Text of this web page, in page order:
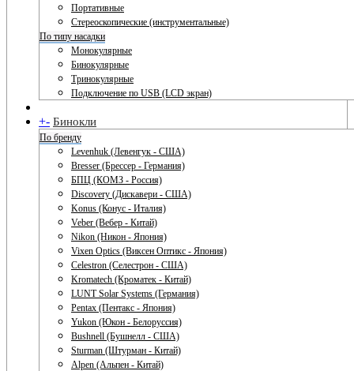
Портативные
Стереоскопические (инструментальные)
По типу насадки
Монокулярные
Бинокулярные
Тринокулярные
Подключение по USB (LCD экран)
+- Бинокли
По бренду
Levenhuk (Левенгук - США)
Bresser (Брессер - Германия)
БПЦ (КОМЗ - Россия)
Discovery (Дискавери - США)
Konus (Конус - Италия)
Veber (Вебер - Китай)
Nikon (Никон - Япония)
Vixen Optics (Виксен Оптикс - Япония)
Celestron (Селестрон - США)
Kromatech (Кроматек - Китай)
LUNT Solar Systems (Германия)
Pentax (Пентакс - Япония)
Yukon (Юкон - Белоруссия)
Bushnell (Бушнелл - США)
Sturman (Штурман - Китай)
Alpen (Альпен - Китай)